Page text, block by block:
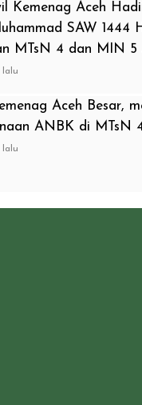
Kemenag Aceh
SAW 1444
MTsN 4 dan MIN 5
lalu
Aceh Besar,
ANBK di MTsN
lalu